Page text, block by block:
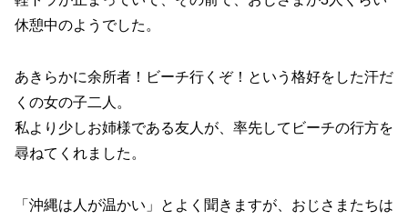
休憩中のようでした。
あきらかに余所者！ビーチ行くぞ！という格好をした汗だ
くの女の子二人。
私より少しお姉様である友人が、率先してビーチの行方を
尋ねてくれました。
「沖縄は人が温かい」とよく聞きますが、おじさまたちは